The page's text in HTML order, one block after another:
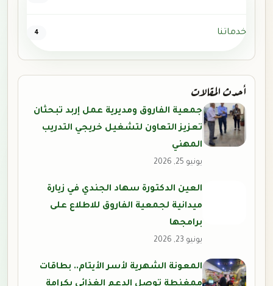
خدماتنا 4
أحدث المقالات
جمعية الفاروق ومديرية عمل إربد تبحثان
تعزيز التعاون لتشغيل خريجي التدريب
المهني
يونيو 25, 2026
العين الدكتورة سهاد الجندي في زيارة
ميدانية لجمعية الفاروق للاطلاع على
برامجها
يونيو 23, 2026
المعونة الشهرية لأسر الأيتام.. بطاقات